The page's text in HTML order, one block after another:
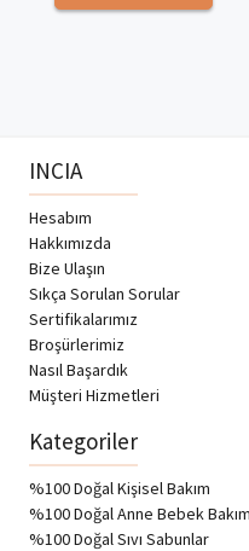
INCIA
Hesabım
Hakkımızda
Bize Ulaşın
Sıkça Sorulan Sorular
Sertifikalarımız
Broşürlerimiz
Nasıl Başardık
Müşteri Hizmetleri
Kategoriler
%100 Doğal Kişisel Bakım
%100 Doğal Anne Bebek Bakım
%100 Doğal Sıvı Sabunlar